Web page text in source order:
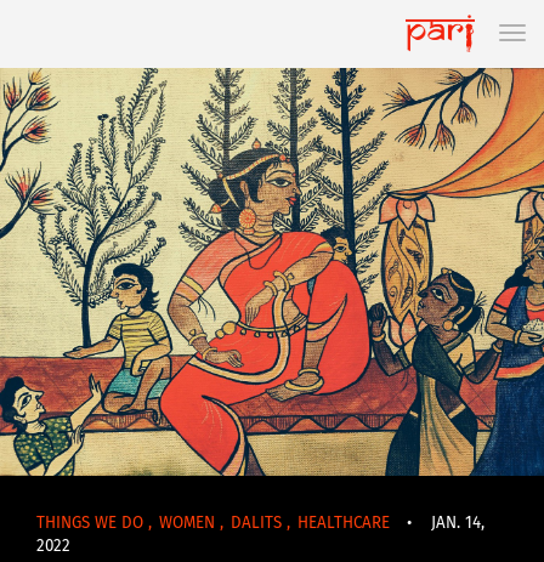
THINGS WE DO , WOMEN , DALITS , HEALTHCARE •
JAN. 14,
2022